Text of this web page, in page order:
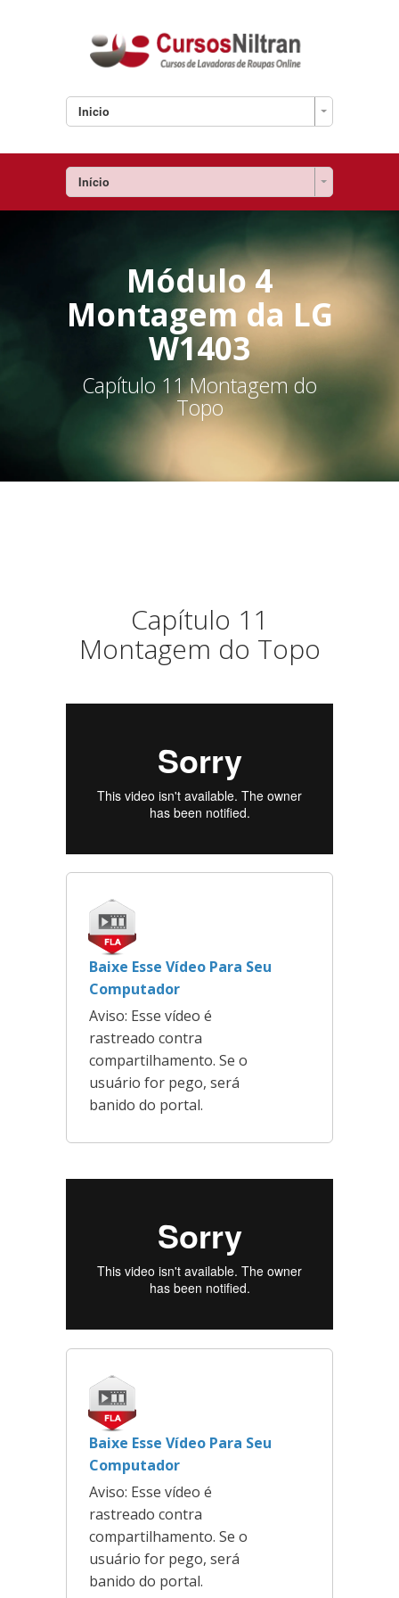
Inicio
Início
Módulo 4
Montagem da LG
W1403
Capítulo 11 Montagem do
Topo
Capítulo 11
Montagem do Topo
Baixe Esse Vídeo Para Seu
Computador
Aviso: Esse vídeo é
rastreado contra
compartilhamento. Se o
usuário for pego, será
banido do portal.
Baixe Esse Vídeo Para Seu
Computador
Aviso: Esse vídeo é
rastreado contra
compartilhamento. Se o
usuário for pego, será
banido do portal.